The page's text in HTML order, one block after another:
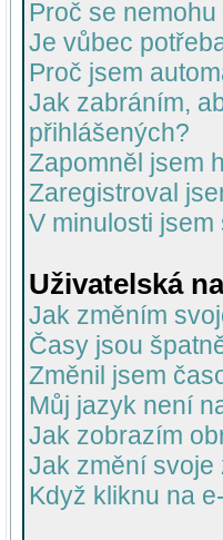
Proč se
Je vůbec
Proč jsem
Jak zabráním,
přihlášených?
Zapomněl jsem
Zaregistroval
V minulosti
Uživatelská
Jak změním
Časy jsou
Změnil jsem
Můj jazyk není
Jak zobrazím
Jak změní svoje
Když kliknu na